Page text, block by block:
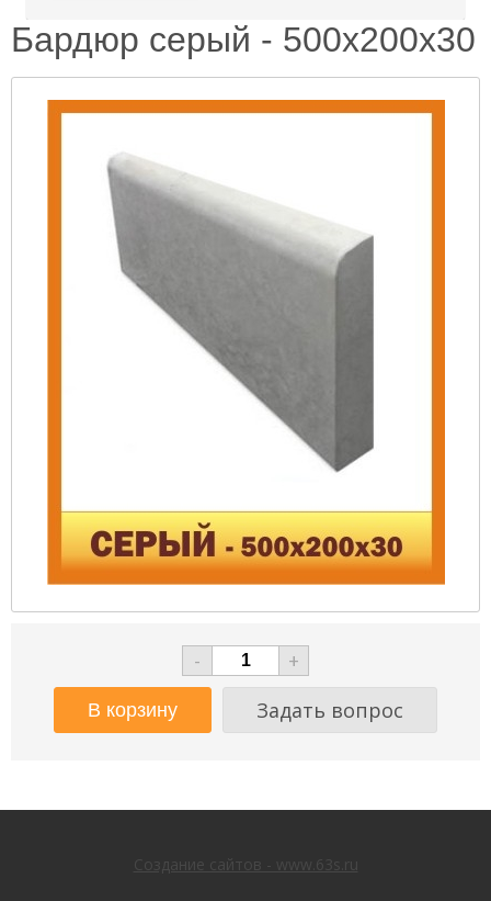
Бардюр серый - 500х200х30
-
+
Задать вопрос
Создание сайтов - www.63s.ru